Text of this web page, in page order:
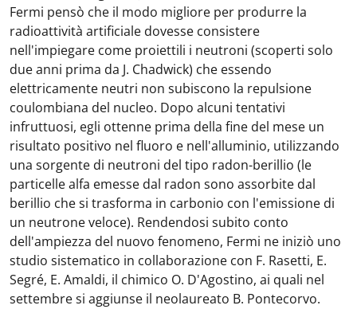
Fermi pensò che il modo migliore per produrre la
radioattività artificiale dovesse consistere
nell'impiegare come proiettili i neutroni (scoperti solo
due anni prima da J. Chadwick) che essendo
elettricamente neutri non subiscono la repulsione
coulombiana del nucleo. Dopo alcuni tentativi
infruttuosi, egli ottenne prima della fine del mese un
risultato positivo nel fluoro e nell'alluminio, utilizzando
una sorgente di neutroni del tipo radon-berillio (le
particelle alfa emesse dal radon sono assorbite dal
berillio che si trasforma in carbonio con l'emissione di
un neutrone veloce). Rendendosi subito conto
dell'ampiezza del nuovo fenomeno, Fermi ne iniziò uno
studio sistematico in collaborazione con F. Rasetti, E.
Segré, E. Amaldi, il chimico O. D'Agostino, ai quali nel
settembre si aggiunse il neolaureato B. Pontecorvo.